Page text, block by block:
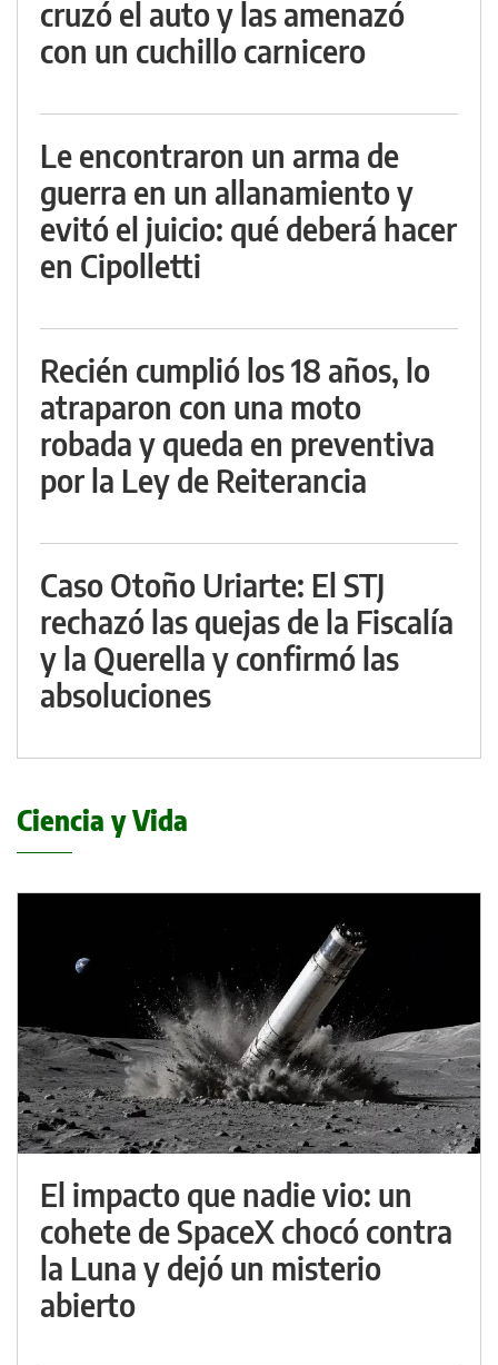
cruzó el auto y las amenazó
con un cuchillo carnicero
Le encontraron un arma de
guerra en un allanamiento y
evitó el juicio: qué deberá hacer
en Cipolletti
Recién cumplió los 18 años, lo
atraparon con una moto
robada y queda en preventiva
por la Ley de Reiterancia
Caso Otoño Uriarte: El STJ
rechazó las quejas de la Fiscalía
y la Querella y confirmó las
absoluciones
Ciencia y Vida
El impacto que nadie vio: un
cohete de SpaceX chocó contra
la Luna y dejó un misterio
abierto